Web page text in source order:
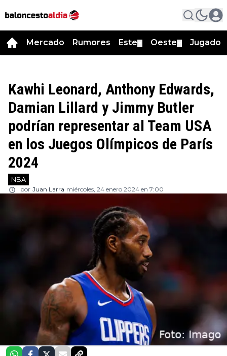
Mercado Rumores Este Oeste
Kawhi Leonard, Anthony Edwards,
Damian Lillard y Jimmy Butler
podrían representar al Team USA
en los Juegos Olímpicos de París
2024
NBA
por Juan Larra miércoles, 24 enero 2024 en 7:00